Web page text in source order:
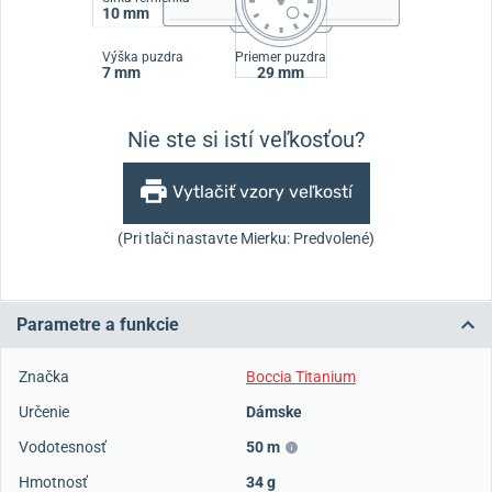
10 mm
Výška puzdra
7 mm
Priemer puzdra
29 mm
Nie ste si istí veľkosťou?
Vytlačiť vzory veľkostí
(Pri tlači nastavte Mierku: Predvolené)
Parametre a funkcie
Značka
Boccia Titanium
Určenie
Dámske
Vodotesnosť
50 m
Hmotnosť
34 g